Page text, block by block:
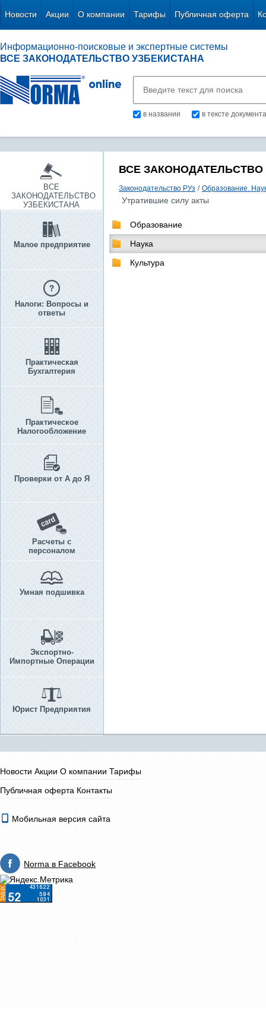
Новости Акции О компании Тарифы Публичная оферта
Информационно-поисковые и экспертные системы
ВСЕ ЗАКОНОДАТЕЛЬСТВО УЗБЕКИСТАНА
в названии в тексте документа
ВСЕ
ЗАКОНОДАТЕЛЬСТВО
УЗБЕКИСТАНА
Малое предприятие
Налоги: Вопросы и
ответы
Практическая
Бухгалтерия
Практическое
Налогообложение
Проверки от А до Я
Расчеты с
персоналом
Умная подшивка
Экспортно-
Импортные Операции
Юрист Предприятия
ВСЕ ЗАКОНОДАТЕЛЬСТВО
Законодательство РУз / Образование.
Утратившие силу акты
Образование
Наука
Культура
Новости Акции О компании Тарифы
Публичная оферта Контакты
Мобильная версия сайта
Norma в Facebook